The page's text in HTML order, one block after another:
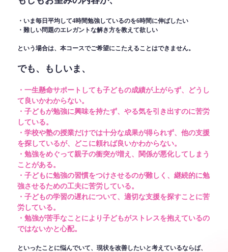
・いま毎日平均して4時間勉強しているのを6時間に伸ばしたい
・難しい問題のエレガントな解き方を教えて欲しい
という場合は、本コースでご希望にこたえることはできません。
でも、もしいま、
・一生懸命サポートしても子どもの成績が上がらず、どうし
て良いかわからない。
・子どもが勉強に興味を持たず、やる気を引き出すのに苦労
している。
・学校や塾の授業だけでは十分な成果が得られず、他の支援
を探しているが、どこに頼れば良いかわからない。
・勉強をめぐって親子の衝突が増え、関係が悪化してしまう
ことがある。
・子どもに勉強の習慣をつけさせるのが難しく、継続的に勉
強させるための工夫に苦労している。
・子どもの学習の遅れについて、適切な支援を探すことに苦
労している。
・勉強が苦手なことにより子どもがストレスを抱えているの
ではないかと心配。
といったことに悩んでいて、現状を改善したいと考えているならば、